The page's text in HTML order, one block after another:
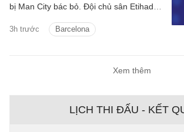
3h trước Barcelona
bị Man City bác bỏ. Đội chủ sân Etihad
bảng cho tiền vệ người Tây Ban Nha.
Xem thêm
LỊCH THI ĐẤU - KẾT